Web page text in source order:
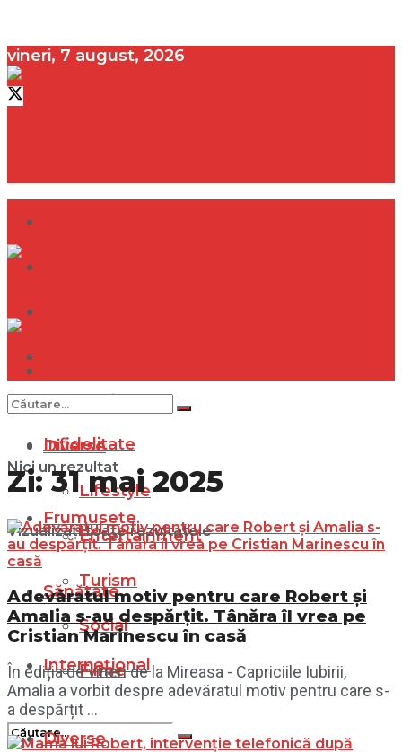
vineri, 7 august, 2026
Internațional
Diverse
Lifestyle
Entertainment
Turism
Social
Filme
Infidelitate
Frumusețe
Sănătate
Internațional
Diverse
Nici un rezultat
Vizualizați toate rezultatele
Zi:31 mai 2025
Adevăratul motiv pentru care Robert și
Amalia s-au despărțit. Tânăra îl vrea pe
Cristian Marinescu în casă
În ediția de vineri de la Mireasa - Capriciile Iubirii,
Amalia a vorbit despre adevăratul motiv pentru care s-
a despărțit ...